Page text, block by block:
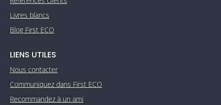
Livres blancs
Blog First ECO
LIENS UTILES
Nous contacter
Communiquez dans First ECO
Recommandez à un ami